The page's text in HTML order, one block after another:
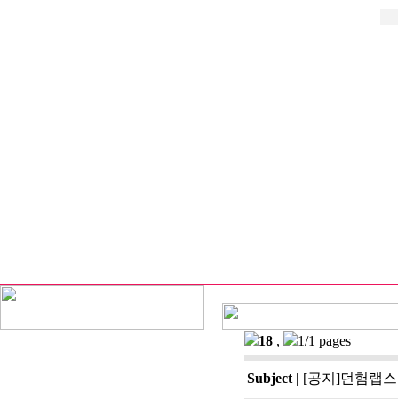
18 , 1/1 pages
Subject | [공지]던험랩